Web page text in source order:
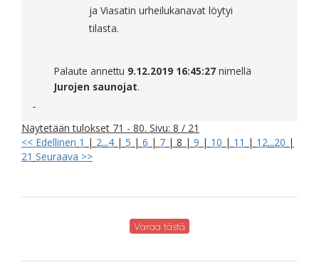
ja Viasatin urheilukanavat löytyi
tilasta.
Palaute annettu 9.12.2019 16:45:27 nimellä
Jurojen saunojat.
Näytetään tulokset 71 - 80. Sivu: 8 / 21
<< Edellinen 1 | 2...4 | 5 | 6 | 7 | 8 | 9 | 10 | 11 | 12...20 |
21 Seuraava >>
Varaa tästä